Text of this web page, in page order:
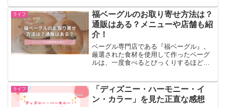
あって、どれから観たらいいのか分から
ない、という方が多いのでは...
ライフ
福ベーグルのお取り寄せ方法は？
通販はある？メニューや店舗も紹
介！
ベーグル専門店である『福ベーグル』。
厳選された食材を使用して作ったベーグ
ルは、一度食べるとびっくりするほど美
ルについて、魅力やお取り寄せ方法など
ご紹介します。福ベーグル...
ライフ
「ディズニー・ハーモニー・イ
ン・カラー」を見た正直な感想